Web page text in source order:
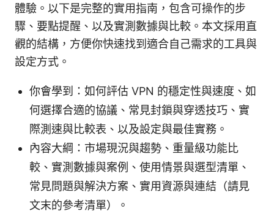
體驗。以下是完整的實用指南，包含可操作的步
驟、要點提醒、以及實測數據與比較。本文採用直
觀的結構，方便你快速找到適合自己需求的工具與
設定方式。
你會學到：如何評估 VPN 的穩定性與速度、如
何選擇合適的協議、常見封鎖與穿透技巧、實
際測速與比較表、以及設定與最佳實務。
內容大綱：市場現況與趨勢、重量級功能比
較、實測數據與案例、使用情景與選型清單、
常見問題與解決方案、實用資源與連結（請見
文末的參考清單）。